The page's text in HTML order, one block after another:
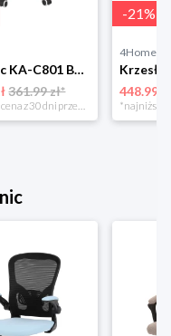
Autronic KA-C801 BLUE Krzesło biurowe
361.99 zł*
-21%
4Home
448.99 zł